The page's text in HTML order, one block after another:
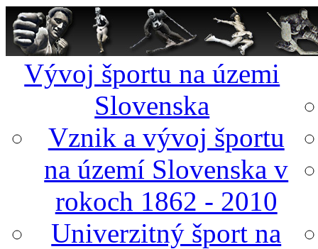
Vývoj športu na územi
Slovenska
Vznik a vývoj športu
na území Slovenska v
rokoch 1862 - 2010
Univerzitný šport na